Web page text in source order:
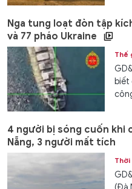
Nga tung loạt đòn tập
và 77 pháo Ukraine
Thế
biết
4 người bị sóng cuốn khi
Nẵng, 3 người mất tích